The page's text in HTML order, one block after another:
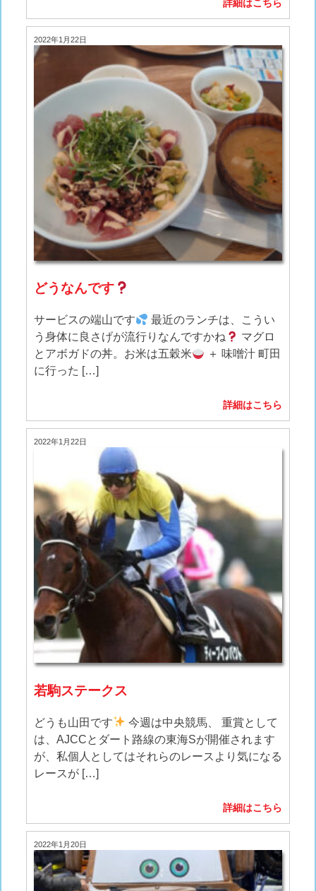
詳細はこちら
2022年1月22日
どうなんです
サービスの端山です
最近のランチは、こうい
う身体に良さげが流行りなんですかね
マグロ
とアボガドの丼。お米は五穀米
＋ 味噌汁 町田
に行った […]
詳細はこちら
2022年1月22日
若駒ステークス
どうも山田です
今週は中央競馬、 重賞として
は、AJCCとダート路線の東海Sが開催されます
が、私個人としてはそれらのレースより気になる
レースが […]
詳細はこちら
2022年1月20日